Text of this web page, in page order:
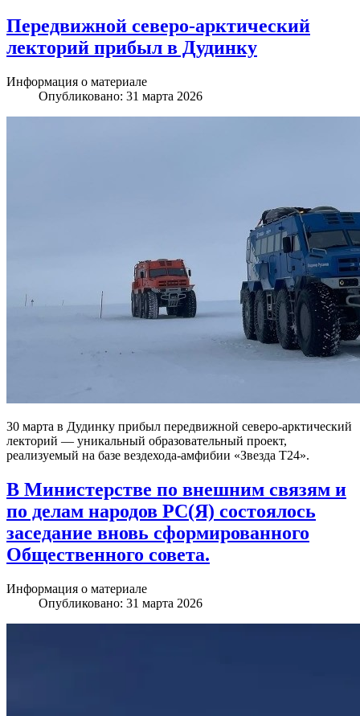
Передвижной северо-арктический
лекторий прибыл в Дудинку
Информация о материале
Опубликовано: 31 марта 2026
30 марта в Дудинку прибыл передвижной северо-арктический
лекторий — уникальный образовательный проект,
реализуемый на базе вездехода-амфибии «Звезда Т24».
В Министерстве по внешним связям и
по делам народов РС(Я) состоялось
заседание вновь сформированного
Общественного совета.
Информация о материале
Опубликовано: 31 марта 2026